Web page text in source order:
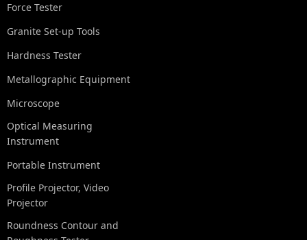
Force Tester
Granite Set-up Tools
Hardness Tester
Metallographic Equipment
Microscope
Optical Measuring
Instrument
Portable Instrument
Profile Projector, Video
Projector
Roundness Contour and